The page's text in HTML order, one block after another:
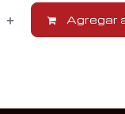
Agregar